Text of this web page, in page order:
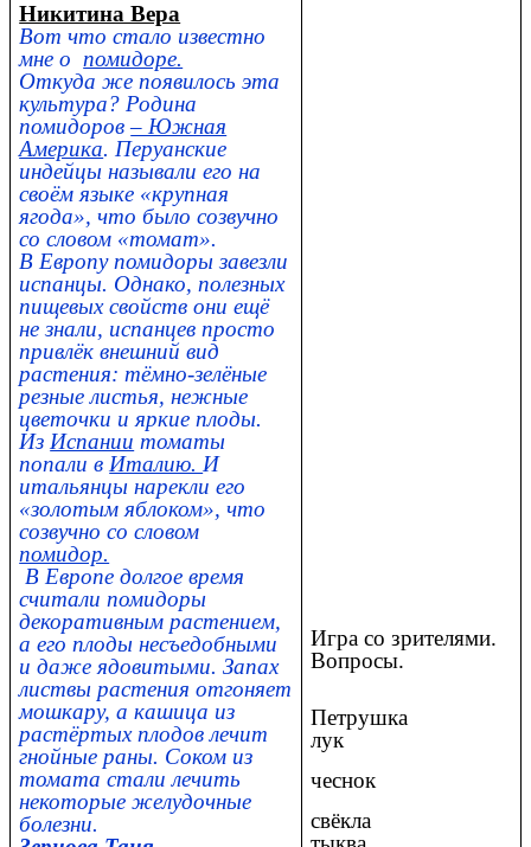
Никитина Вера
Вот что стало известно
мне о помидоре.
Откуда же появилось эта
культура? Родина
помидоров– Южная
Америка. Перуанские
индейцы называли его на
своём языке «крупная
ягода», что было созвучно
со словом «томат».
В Европу помидоры завезли
испанцы. Однако, полезных
пищевых свойств они ещё
не знали, испанцев просто
привлёк внешний вид
растения: тёмно-зелёные
резные листья, нежные
цветочки и яркие плоды.
Из Испании томаты
попали в Италию. И
итальянцы нарекли его
«золотым яблоком», что
созвучно со словом
помидор.
В Европе долгое время
считали помидоры
декоративным растением,
а его плоды несъедобными
и даже ядовитыми. Запах
листвы растения отгоняет
мошкару, а кашица из
растёртых плодов лечит
гнойные раны. Соком из
томата стали лечить
некоторые желудочные
болезни.
Игра со зрителями.
Вопросы.
Петрушка
лук
чеснок
свёкла